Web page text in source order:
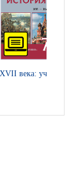
века: учебник для